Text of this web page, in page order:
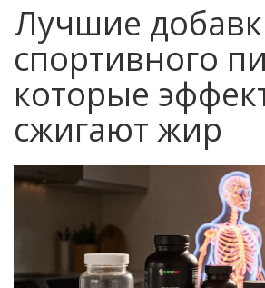
Лучшие
спортивного
которые
сжигают жир